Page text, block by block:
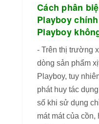
Cách phân
Playboy
Playboy
- Trên thị trường
dòng sản phẩm
Playboy, tuy
phát huy tác
số khi sử dụng
mát mát của